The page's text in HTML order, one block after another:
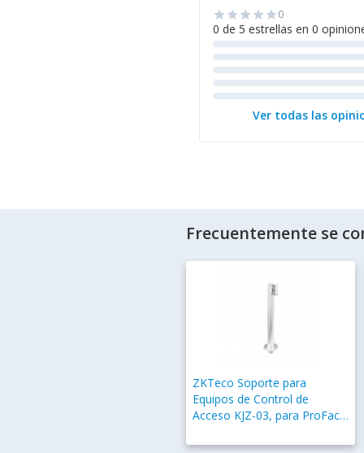
star star star star star0
0 de 5 estrellas en 0
Ver todas las
Frecuentemente se
ZKTeco Soporte para
Equipos de Control de
Acceso KJZ-03, para ProFace